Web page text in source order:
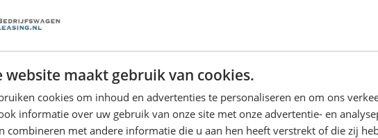
voorraad
€ 28.890
website maakt gebruik van cookies.
cookies om inhoud en advertenties te personaliseren en om ons
informatie over uw gebruik van onze site met onze advertentie- en
combineren met andere informatie die u aan hen heeft verstrekt of die zij